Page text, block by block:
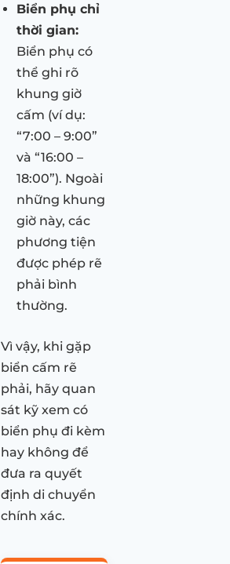
Biển phụ chỉ
thời gian:
Biển phụ có
thể ghi rõ
khung giờ
cấm (ví dụ:
“7:00 – 9:00”
và “16:00 –
18:00”). Ngoài
những khung
giờ này, các
phương tiện
được phép rẽ
phải bình
thường.
Vì vậy, khi gặp
biển cấm rẽ
phải, hãy quan
sát kỹ xem có
biển phụ đi kèm
hay không để
đưa ra quyết
định di chuyển
chính xác.